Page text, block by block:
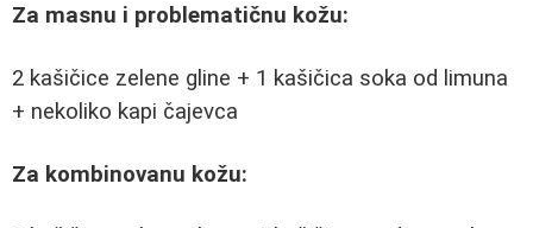
Za masnu i problematičnu kožu:
2 kašičice zelene gline + 1 kašičica soka od limuna
+ nekoliko kapi čajevca
Za kombinovanu kožu: